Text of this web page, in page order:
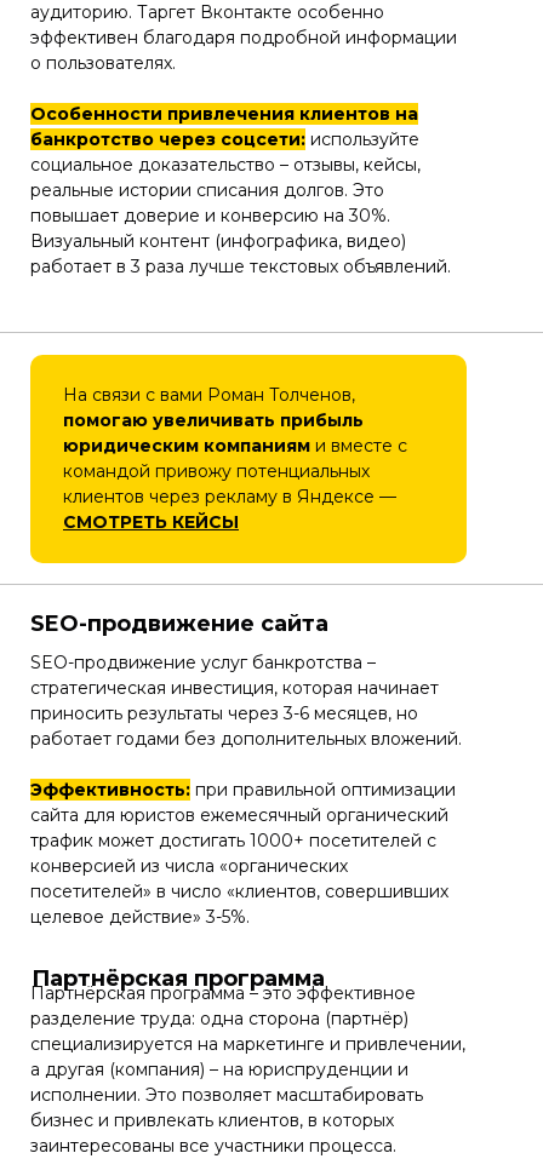
аудиторию. Таргет Вконтакте особенно
эффективен благодаря подробной информации
о пользователях.
Особенности привлечения клиентов на
банкротство через соцсети: используйте
социальное доказательство – отзывы, кейсы,
реальные истории списания долгов. Это
повышает доверие и конверсию на 30%.
Визуальный контент (инфографика, видео)
работает в 3 раза лучше текстовых объявлений.
На связи с вами Роман Толченов,
помогаю увеличивать прибыль
юридическим компаниям и вместе с
командой привожу потенциальных
клиентов через рекламу в Яндексе —
СМОТРЕТЬ КЕЙСЫ
Партнёрская программа
SEO-продвижение сайта
SEO-продвижение услуг банкротства –
стратегическая инвестиция, которая начинает
приносить результаты через 3-6 месяцев, но
работает годами без дополнительных вложений.
Эффективность: при правильной оптимизации
сайта для юристов ежемесячный органический
трафик может достигать 1000+ посетителей с
конверсией из числа «органических
посетителей» в число «клиентов, совершивших
целевое действие» 3-5%.
Партнёрская программа – это эффективное
разделение труда: одна сторона (партнёр)
специализируется на маркетинге и привлечении,
а другая (компания) – на юриспруденции и
исполнении. Это позволяет масштабировать
бизнес и привлекать клиентов, в которых
заинтересованы все участники процесса.